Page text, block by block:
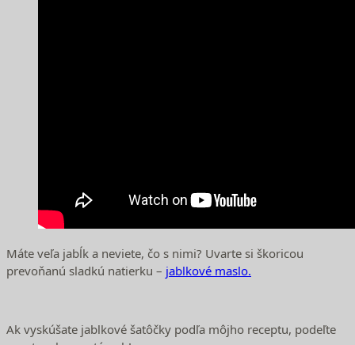
Máte veľa jabĺk a neviete, čo s nimi? Uvarte si škoricou
prevoňanú sladkú natierku – jablkové maslo.
Ak vyskúšate jablkové šatôčky podľa môjho receptu, podeľte